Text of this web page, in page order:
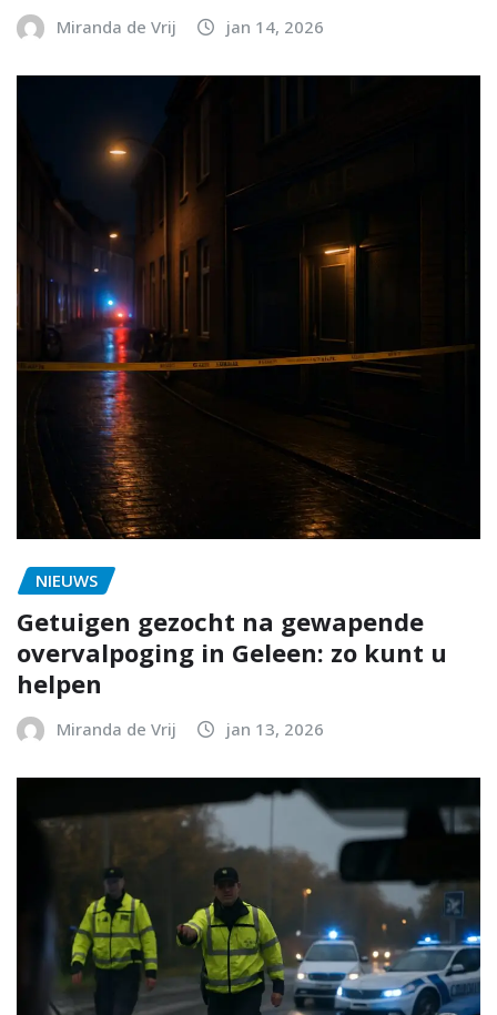
Miranda de Vrij jan 14, 2026
NIEUWS
Getuigen gezocht na gewapende
overvalpoging in Geleen: zo kunt u
helpen
Miranda de Vrij jan 13, 2026